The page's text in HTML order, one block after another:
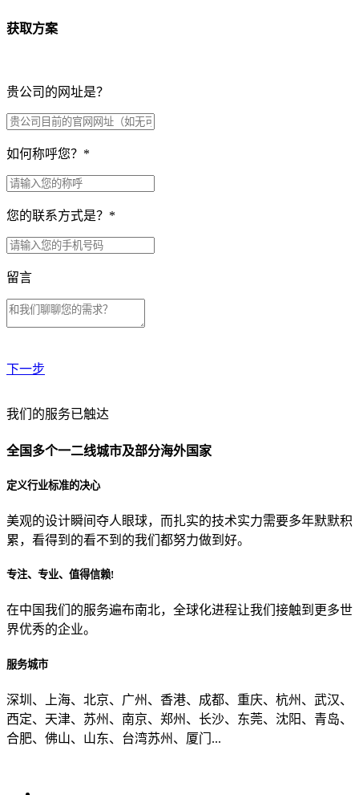
获取方案
贵公司的网址是？
如何称呼您？ *
您的联系方式是？ *
留言
下一步
贵公司预算范围是？
贵公司的团队规模是？
目前主要的营销渠道是？
我们的服务已触达
全国多个一二线城市及部分海外国家
定义行业标准的决心
美观的设计瞬间夺人眼球，而扎实的技术实力需要多年默默积
累，看得到的看不到的我们都努力做到好。
专注、专业、值得信赖!
在中国我们的服务遍布南北，全球化进程让我们接触到更多世
界优秀的企业。
服务城市
深圳、上海、北京、广州、香港、成都、重庆、杭州、武汉、
西定、天津、苏州、南京、郑州、长沙、东莞、沈阳、青岛、
合肥、佛山、山东、台湾苏州、厦门...